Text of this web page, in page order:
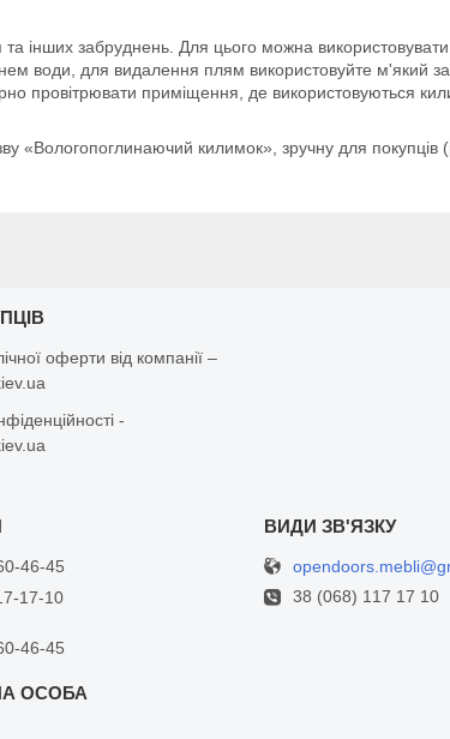
інших забруднень. Для цього можна
води, для видалення плям використовуйте м'який
провітрювати приміщення, де використовуються
«Вологопоглинаючий килимок», зручну для
оферти від компанії –
-
46-45
17-10
46-45
38 (068) 117 17 10